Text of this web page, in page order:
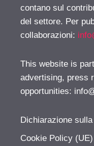
contano sul
del settore. Per
collaborazioni:
This website is
advertising, press
opportunities:
Dichiarazione
Cookie Policy (UE)